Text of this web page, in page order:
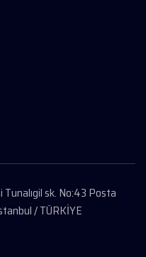
sk. No:43 Posta
/ TÜRKİYE